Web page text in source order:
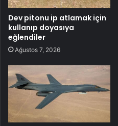
Dev pitonu ip atlamak için
kullanıp doyasıya
eğlendiler
Ağustos 7, 2026